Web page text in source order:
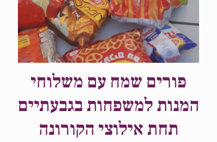
פורים שמח עם משלוחי
המנות למשפחות בגבעתיים
תחת אילוצי הקורונה